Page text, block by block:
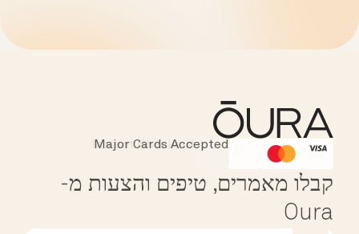
HSA/FSA Eligible
Affirm
Instant Checkout
Major Cards Accepted
קבלו מאמרים, טיפים והצעות מ-
Oura